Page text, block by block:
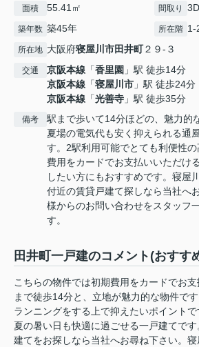
面積 55.41㎡ 間取り
築年数 築45年 所在階 1-
所在地 大阪府寝屋川市田井町２９-３
交通 京阪本線 「香里園 」駅 徒歩14分
京阪本線 「寝屋川市 」駅 徒歩24分
京阪本線 「光善寺 」駅 徒歩35分
備考
駅まで歩いて14分ほどの、魅力的
夏場の電気代も安く抑えられる通
す。2駅利用可能でとても利便性
費用をカードでお支払いいただけ
したい方にもおすすめです。寝屋
付近の賃貸戸建て探しなら当社へ
様からのお問い合わせをスタッフ
す。
田井町一戸建のコメント(おすす
こちらの物件では初期費用をカードでお
まで徒歩14分と、立地が魅力的な物件です
ランニングをする上で抑えたいポイント
夏の暑い日も快適に過ごせる一戸建てで
建てをお探しなら当社へお尋ね下さい。